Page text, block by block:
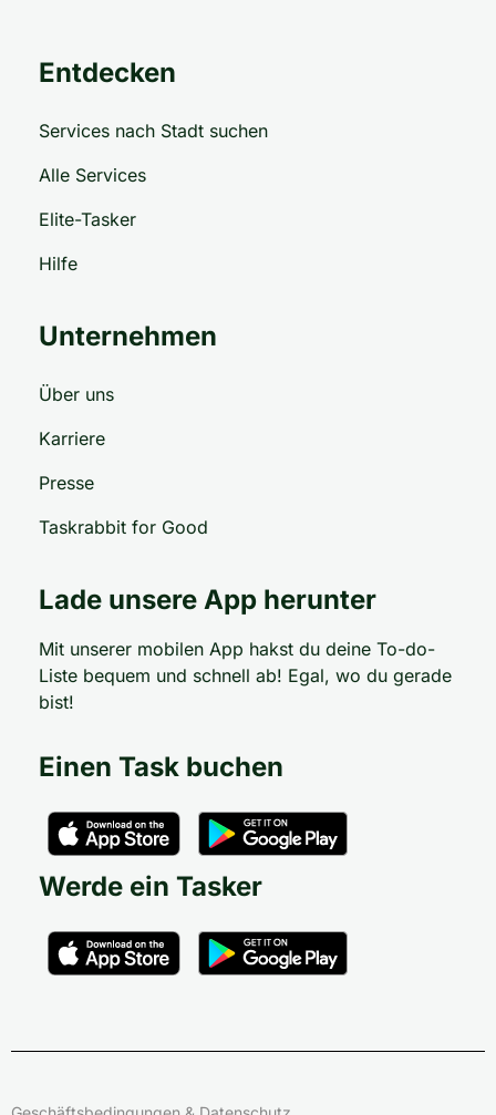
Entdecken
Services nach Stadt suchen
Alle Services
Elite-Tasker
Hilfe
Unternehmen
Über uns
Karriere
Presse
Taskrabbit for Good
Lade unsere App herunter
Mit unserer mobilen App hakst du deine To-do-
Liste bequem und schnell ab! Egal, wo du gerade
bist!
Einen Task buchen
Werde ein Tasker